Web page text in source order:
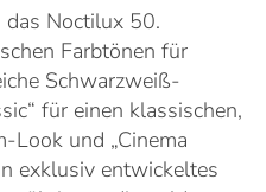
Noctilux 50.
Farbtönen für
Schwarzweiß-
für einen klassischen,
und „Cinema
exklusiv entwickeltes